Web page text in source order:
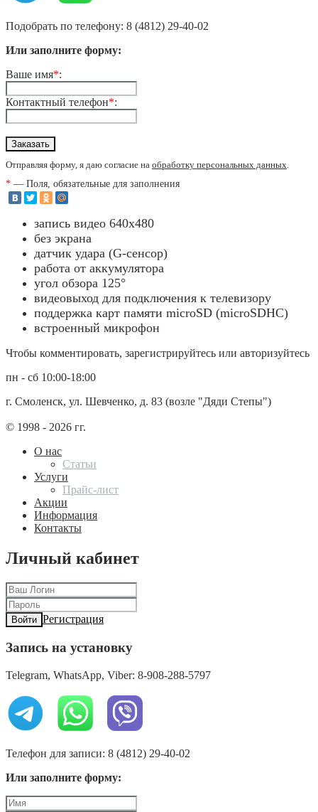
Подобрать по телефону: 8 (4812) 29-40-02
Или заполните форму:
Ваше имя*:
Контактный телефон*:
Отправляя форму, я даю согласие на обработку персональных данных.
* — Поля, обязательные для заполнения
запись видео 640x480
без экрана
датчик удара (G-сенсор)
работа от аккумулятора
угол обзора 125°
видеовыход для подключения к телевизору
поддержка карт памяти microSD (microSDHC)
встроенный микрофон
Чтобы комментировать, зарегистрируйтесь или авторизуйтесь
пн - сб 10:00-18:00
г. Смоленск, ул. Шевченко, д. 83 (возле "Дяди Степы")
© 1998 - 2026 гг.
О нас
Статьи
Услуги
Прайс-лист
Акции
Информация
Контакты
Личный кабинет
Войти Регистрация
Запись на установку
Telegram, WhatsApp, Viber: 8-908-288-5797
Телефон для записи: 8 (4812) 29-40-02
Или заполните форму: